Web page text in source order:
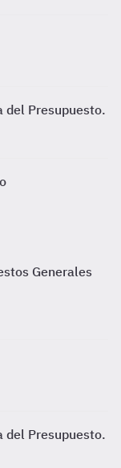
del Presupuesto.
Generales
del Presupuesto.